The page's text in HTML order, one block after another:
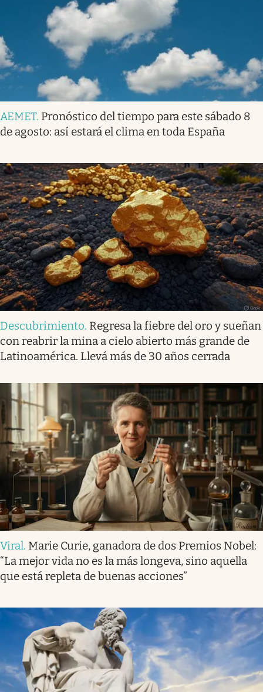
AEMET. Pronóstico del tiempo para este sábado 8
de agosto: así estará el clima en toda España
Descubrimiento. Regresa la fiebre del oro y sueñan
con reabrir la mina a cielo abierto más grande de
Latinoamérica. Llevá más de 30 años cerrada
Viral. Marie Curie, ganadora de dos Premios Nobel:
“La mejor vida no es la más longeva, sino aquella
que está repleta de buenas acciones”